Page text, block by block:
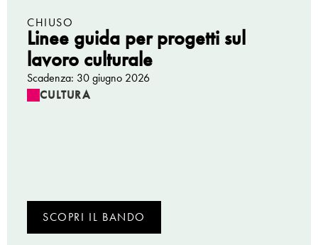
CHIUSO
Linee guida per progetti sul
lavoro culturale
Scadenza: 30 giugno 2026
CULTURA
SCOPRI IL BANDO